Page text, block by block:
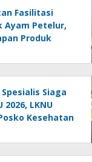
Fasilitasi
Ayam Petelur,
Produk
Siaga
LKNU
Kesehatan